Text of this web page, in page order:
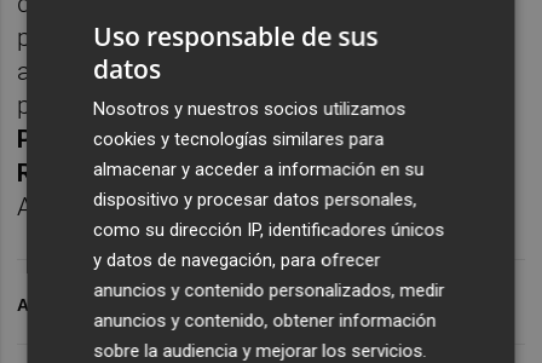
participación desde el 28 de julio al 1 de
agosto en la Como Cup, en la que
participarán elComo (italiano), elCrystal
Palace(Inglaterra),FC Famalicao
RC Lens(Francia), además delAIUla SC
Arabia Saudí.
ARCHIVADO EN VILLARREAL CF
Uso responsable de sus
datos
Nosotros y nuestros socios utilizamos
cookies y tecnologías similares para
almacenar y acceder a información en su
dispositivo y procesar datos personales,
como su dirección IP, identificadores únicos
y datos de navegación, para ofrecer
anuncios y contenido personalizados, medir
anuncios y contenido, obtener información
sobre la audiencia y mejorar los servicios.